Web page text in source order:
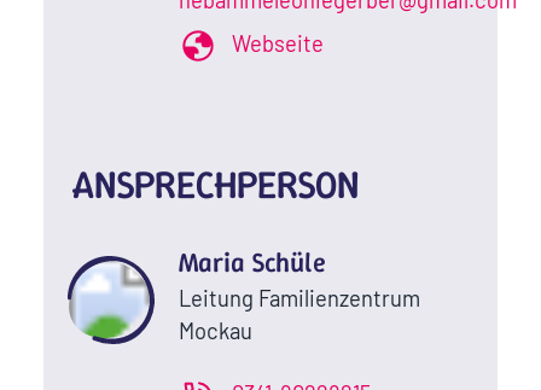
Webseite
ANSPRECHPERSON
Maria Schüle
Leitung Familienzentrum
Mockau